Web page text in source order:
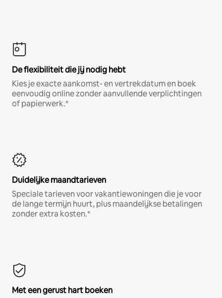
De flexibiliteit die jij nodig hebt
Kies je exacte aankomst- en vertrekdatum en boek
eenvoudig online zonder aanvullende verplichtingen
of papierwerk.*
Duidelijke maandtarieven
Speciale tarieven voor vakantiewoningen die je voor
de lange termijn huurt, plus maandelijkse betalingen
zonder extra kosten.*
Met een gerust hart boeken